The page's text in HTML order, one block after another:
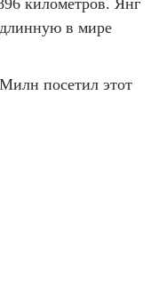
километров. Янг
в мире
посетил этот